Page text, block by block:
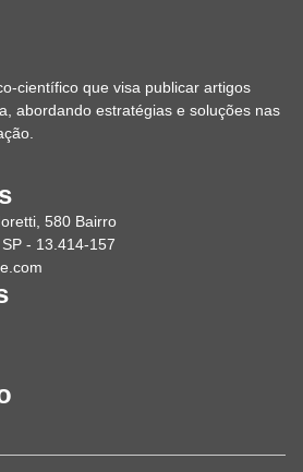
científico que visa publicar artigos
abordando estratégias e soluções nas
580 Bairro
- 13.414-157